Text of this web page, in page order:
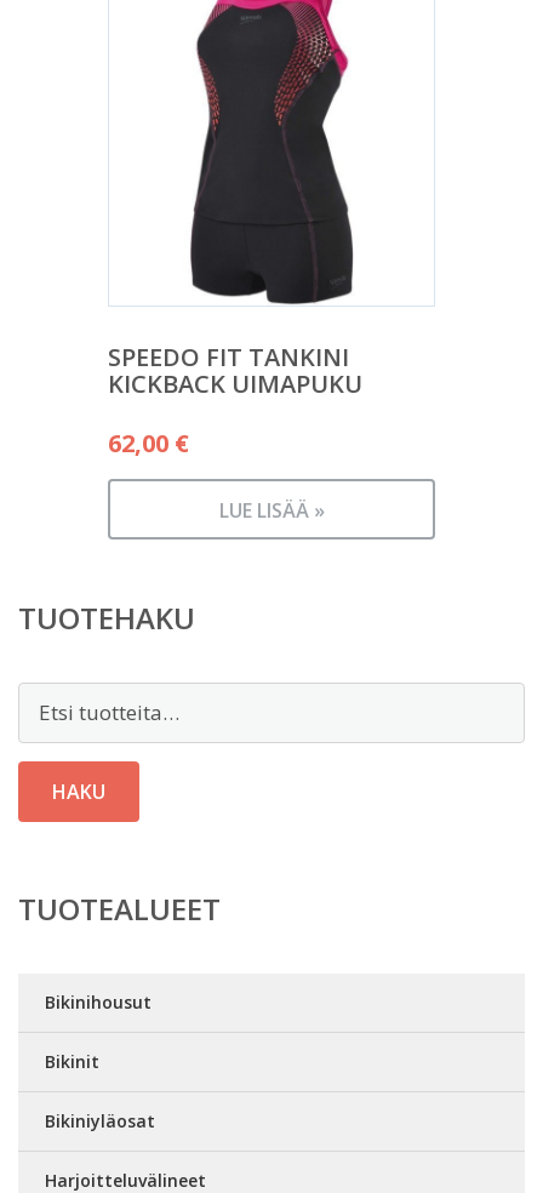
SPEEDO FIT TANKINI
KICKBACK UIMAPUKU
62,00 €
LUE LISÄÄ »
TUOTEHAKU
Etsi:
HAKU
TUOTEALUEET
Bikinihousut
Bikinit
Bikiniyläosat
Harjoitteluvälineet